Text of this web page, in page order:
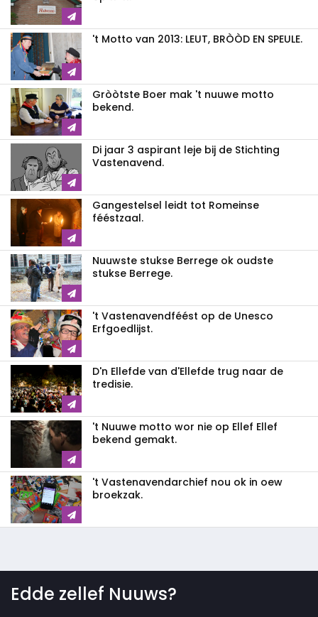
't Motto van 2013: LEUT, BRÒÒD EN SPEULE.
Gròòtste Boer mak 't nuuwe motto
bekend.
Di jaar 3 aspirant leje bij de Stichting
Vastenavend.
Gangestelsel leidt tot Romeinse
fééstzaal.
Nuuwste stukse Berrege ok oudste
stukse Berrege.
't Vastenavendféést op de Unesco
Erfgoedlijst.
D'n Ellefde van d'Ellefde trug naar de
tredisie.
't Nuuwe motto wor nie op Ellef Ellef
bekend gemakt.
't Vastenavendarchief nou ok in oew
broekzak.
Edde zellef Nuuws?